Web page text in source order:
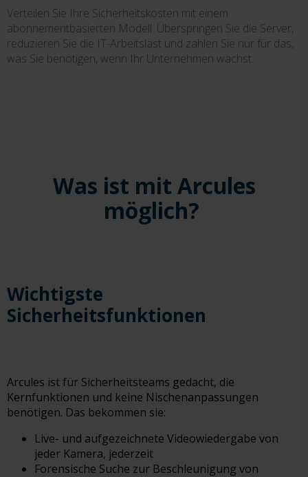
Verteilen Sie Ihre Sicherheitskosten mit einem
abonnementbasierten Modell. Überspringen Sie die Server,
reduzieren Sie die IT-Arbeitslast und zahlen Sie nur für das,
was Sie benötigen, wenn Ihr Unternehmen wächst.
Was ist mit Arcules
möglich?
Wichtigste
Sicherheitsfunktionen
Arcules ist für Sicherheitsteams gedacht, die
Kernfunktionen und keine Nischenanpassungen
benötigen. Das bekommen sie:
Live- und aufgezeichnete Videowiedergabe von
jeder Kamera, jederzeit
Forensische Suche zur Beschleunigung von